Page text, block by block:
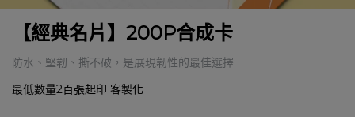
【經典名片】200P合成卡
防水、堅韌、撕不破，是展現韌性的最佳選擇
最低數量2百張起印 客製化